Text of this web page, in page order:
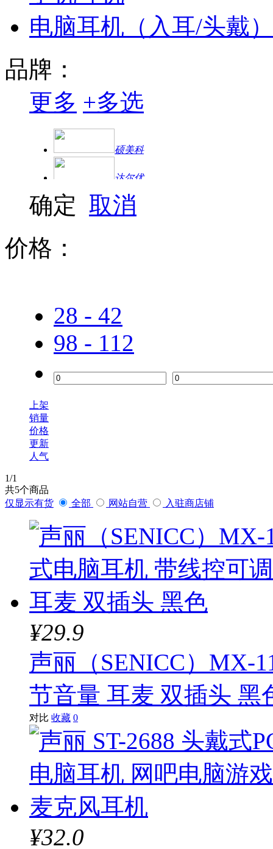
电脑耳机（入耳/头戴）
品牌：
更多 +多选
硕美科
达尔优
确定 取消
价格：
28 - 42
98 - 112
上架
销量
价格
更新
人气
1/1
共5个商品
仅显示有货
全部 网站自营 入驻商店铺
¥29.9
声丽（SENICC）MX-
节音量 耳麦 双插头 黑
对比 收藏 0
¥32.0